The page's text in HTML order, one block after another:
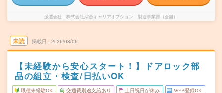
派遣会社 株式会社綜合キャリアオプション 製造事業部（全国）
未読 掲載日 2026/08/06
【未経験から安心スタート！】ドアロック部
品の組立・検査/日払いOK
職種未経験OK 交通費別途支給あり 土日祝日が休み WEB登録OK